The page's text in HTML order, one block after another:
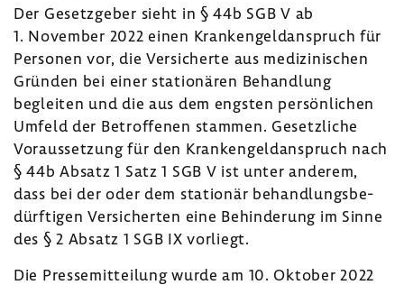
Der Gesetz­geber sieht in § 44b SGB V ab
1. November 2022 einen Kran­ken­geld­an­spruch für
Personen vor, die Versi­cherte aus medi­zi­ni­schen
Gründen bei einer statio­nären Behand­lung
begleiten und die aus dem engsten persön­li­chen
Umfeld der Betrof­fenen stammen. Gesetz­liche
Voraus­set­zung für den Kran­ken­geld­an­spruch nach
§ 44b Absatz 1 Satz 1 SGB V ist unter anderem,
dass bei der oder dem stationär behand­lungs­be­
dürf­tigen Versi­cherten eine Behin­de­rung im Sinne
des § 2 Absatz 1 SGB IX vorliegt.
Die Pres­se­mit­tei­lung wurde am 10. Oktober 2022